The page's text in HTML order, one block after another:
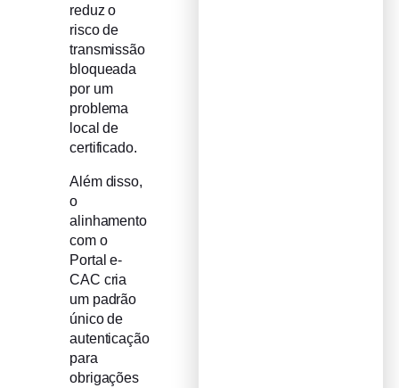
reduz o
risco de
transmissão
bloqueada
por um
problema
local de
certificado.
Além disso,
o
alinhamento
com o
Portal e-
CAC cria
um padrão
único de
autenticação
para
obrigações